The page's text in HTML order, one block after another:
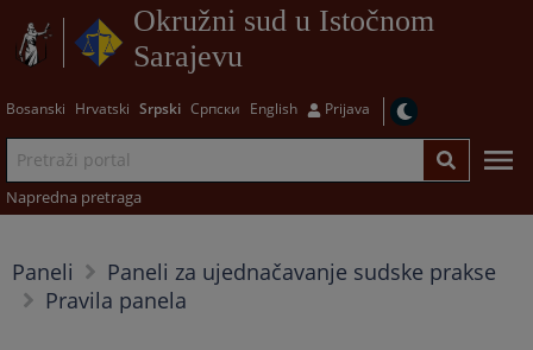
Okružni sud u Istočnom
Sarajevu
Bosanski Hrvatski Srpski Српски English Prijava
Napredna pretraga
Paneli
Paneli za ujednačavanje sudske prakse
Pravila panela